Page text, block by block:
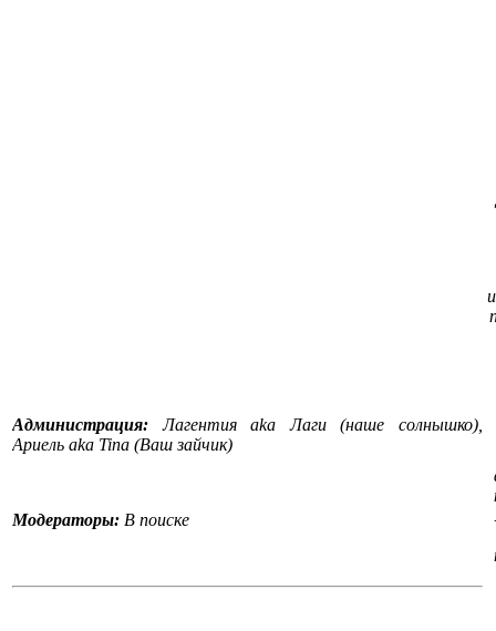
Администрация:
Лагентия aka Лаги (наше солнышко),
Ариель aka Tina (Ваш зайчик)
Модераторы: В поиске